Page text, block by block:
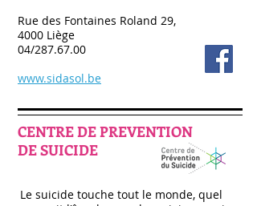
Rue des Fontaines Roland 29,
4000 Liège
04/287.67.00
www.sidasol.be
CENTRE DE PREVENTION
DE SUICIDE
Le suicide touche tout le monde, quel